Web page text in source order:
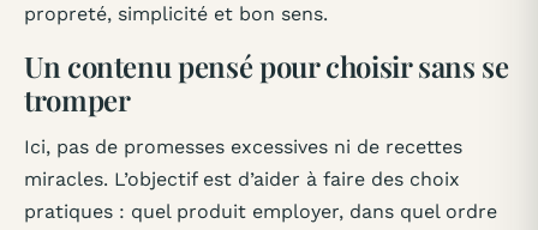
propreté, simplicité et bon sens.
Un contenu pensé pour choisir sans se
tromper
Ici, pas de promesses excessives ni de recettes
miracles. L’objectif est d’aider à faire des choix
pratiques : quel produit employer, dans quel ordre